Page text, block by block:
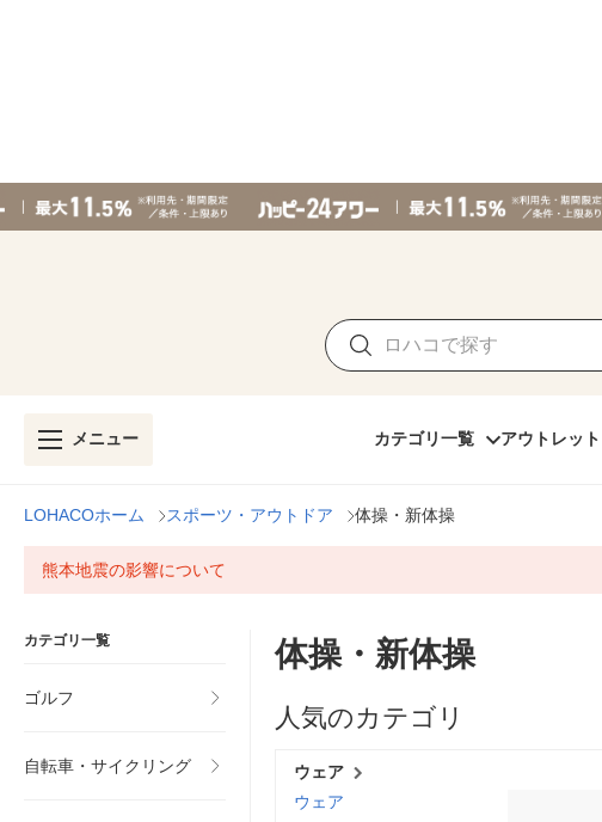
メニュー カテゴリ一覧 アウトレット
LOHACOホーム スポーツ・アウトドア 体操・新体操
熊本地震の影響について
カテゴリ一覧
ゴルフ
自転車・サイクリング
体操・新体操
人気のカテゴリ
ウェア
ウェア